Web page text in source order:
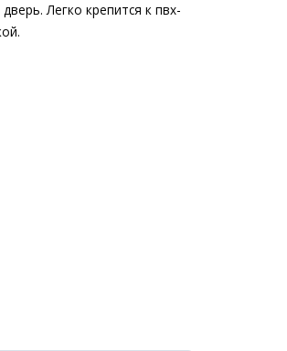
Легко крепится к пвх-